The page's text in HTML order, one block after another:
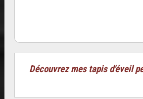
Découvrez mes tapis d'éveil